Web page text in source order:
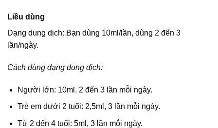
Liều dùng
Dạng dung dịch: Bạn dùng 10ml/lần, dùng 2 đến 3
lần/ngày.
Cách dùng dạng dung dịch:
Người lớn: 10ml, 2 đến 3 lần mỗi ngày.
Trẻ em dưới 2 tuổi: 2,5ml, 3 lần mỗi ngày.
Từ 2 đến 4 tuổi: 5ml, 3 lần mỗi ngày.